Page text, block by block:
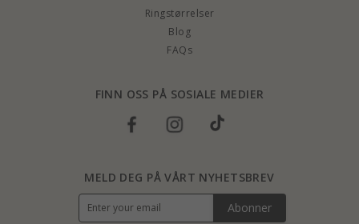
Ringstørrelser
Blog
FAQs
FINN OSS PÅ SOSIALE MEDIER
MELD DEG PÅ VÅRT NYHETSBREV
Abonner